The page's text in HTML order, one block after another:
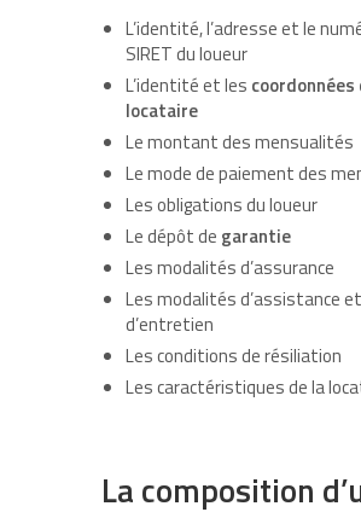
L’identité, l’adresse et le
SIRET du loueur
L’identité et les coordonnées
locataire
Le montant des mensualités
Le mode de paiement des
Les obligations du loueur
Le dépôt de garantie
Les modalités d’assurance
Les modalités d’assistance et
d’entretien
Les conditions de résiliation
Les caractéristiques de la
La composition